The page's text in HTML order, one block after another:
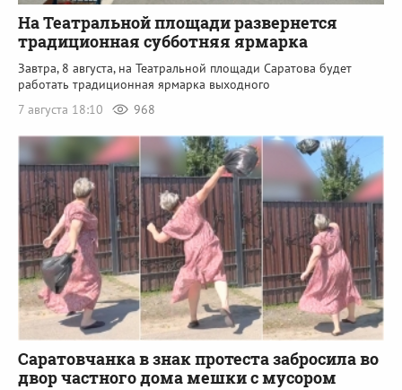
На Театральной площади развернется
традиционная субботняя ярмарка
Завтра, 8 августа, на Театральной площади Саратова будет
работать традиционная ярмарка выходного
7 августа 18:10
968
Саратовчанка в знак протеста забросила во
двор частного дома мешки с мусором